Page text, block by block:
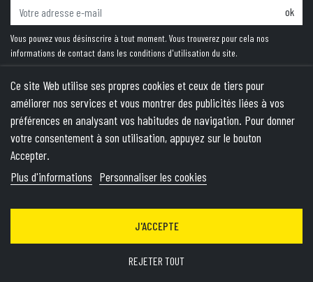
ok
Vous pouvez vous désinscrire à tout moment. Vous trouverez pour cela nos
informations de contact dans les conditions d'utilisation du site.
PRODUITS
NOTRE SOCIÉTÉ
VOTRE COMPTE
Ce site Web utilise ses propres cookies et ceux de tiers pour
améliorer nos services et vous montrer des publicités liées à vos
préférences en analysant vos habitudes de navigation. Pour donner
votre consentement à son utilisation, appuyez sur le bouton
Accepter.
Plus d'informations Personnaliser les cookies
REJETER TOUT
J'ACCEPTE
© 2026 - Theme by Wepika- This site is protected by reCAPTCHA